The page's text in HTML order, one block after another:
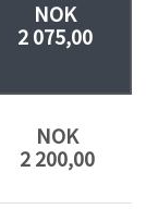
NOK
2 075,00
NOK
2 200,00